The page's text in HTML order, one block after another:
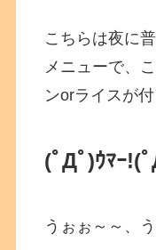
こちらは夜に
メニューで、
ンorライスが付
(ﾟДﾟ)ｳﾏｰ!(
うぉぉ～～、